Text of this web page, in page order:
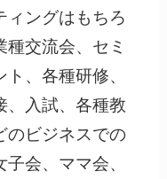
ィングはもちろ
交流会、セミ
、各種研修、
、入試、各種教
のビジネスでの
会、ママ会、